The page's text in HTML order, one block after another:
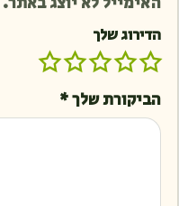
הדירוג שלך
הביקורת שלך*